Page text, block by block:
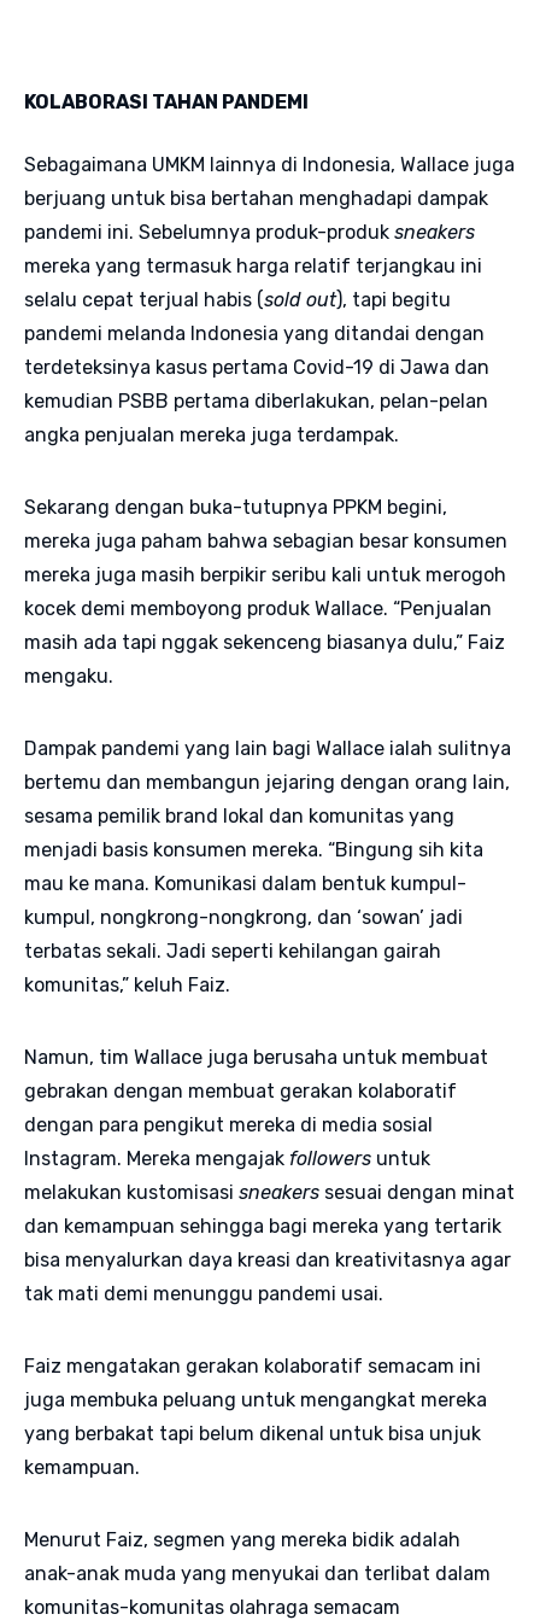
KOLABORASI TAHAN PANDEMI
Sebagaimana UMKM lainnya di Indonesia, Wallace juga
berjuang untuk bisa bertahan menghadapi dampak
pandemi ini. Sebelumnya produk-produk sneakers
mereka yang termasuk harga relatif terjangkau ini
selalu cepat terjual habis (sold out), tapi begitu
pandemi melanda Indonesia yang ditandai dengan
terdeteksinya kasus pertama Covid-19 di Jawa dan
kemudian PSBB pertama diberlakukan, pelan-pelan
angka penjualan mereka juga terdampak.
Sekarang dengan buka-tutupnya PPKM begini,
mereka juga paham bahwa sebagian besar konsumen
mereka juga masih berpikir seribu kali untuk merogoh
kocek demi memboyong produk Wallace. “Penjualan
masih ada tapi nggak sekenceng biasanya dulu,” Faiz
mengaku.
Dampak pandemi yang lain bagi Wallace ialah sulitnya
bertemu dan membangun jejaring dengan orang lain,
sesama pemilik brand lokal dan komunitas yang
menjadi basis konsumen mereka. “Bingung sih kita
mau ke mana. Komunikasi dalam bentuk kumpul-
kumpul, nongkrong-nongkrong, dan ‘sowan’ jadi
terbatas sekali. Jadi seperti kehilangan gairah
komunitas,” keluh Faiz.
Namun, tim Wallace juga berusaha untuk membuat
gebrakan dengan membuat gerakan kolaboratif
dengan para pengikut mereka di media sosial
Instagram. Mereka mengajak followers untuk
melakukan kustomisasi sneakers sesuai dengan minat
dan kemampuan sehingga bagi mereka yang tertarik
bisa menyalurkan daya kreasi dan kreativitasnya agar
tak mati demi menunggu pandemi usai.
Faiz mengatakan gerakan kolaboratif semacam ini
juga membuka peluang untuk mengangkat mereka
yang berbakat tapi belum dikenal untuk bisa unjuk
kemampuan.
Menurut Faiz, segmen yang mereka bidik adalah
anak-anak muda yang menyukai dan terlibat dalam
komunitas-komunitas olahraga semacam